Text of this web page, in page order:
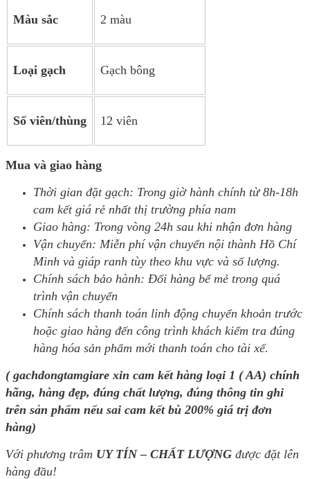
Màu sắc 2 màu
Loại gạch Gạch bông
Số viên/thùng 12 viên
Mua và giao hàng
Thời gian đặt gạch: Trong giờ hành chính từ 8h-18h
cam kết giá rẻ nhất thị trường phía nam
Giao hàng: Trong vòng 24h sau khi nhận đơn hàng
Vận chuyển: Miễn phí vận chuyển nội thành Hồ Chí
Minh và giáp ranh tùy theo khu vực và số lượng.
Chính sách bảo hành: Đổi hàng bể mẻ trong quá
trình vận chuyển
Chính sách thanh toán linh động chuyển khoản trước
hoặc giao hàng đến công trình khách kiểm tra đúng
hàng hóa sản phẩm mới thanh toán cho tài xế.
( gachdongtamgiare xin cam kết hàng loại 1 ( AA) chính
hãng, hàng đẹp, đúng chất lượng, đúng thông tin ghi
trên sản phẩm nếu sai cam kết bù 200% giá trị đơn
hàng)
Với phương trâm UY TÍN – CHẤT LƯỢNG được đặt lên
hàng đầu!